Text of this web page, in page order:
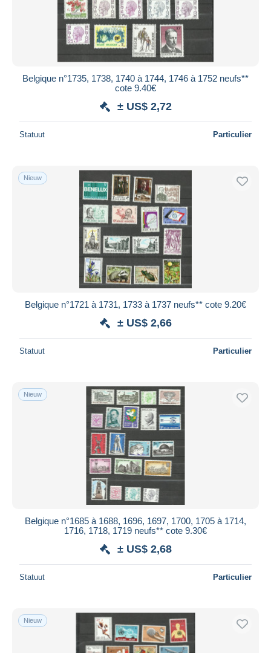
Belgique n°1735, 1738, 1740 à 1744, 1746 à 1752 neufs**
cote 9.40€
± US$ 2,72
Statuut Particulier
Nieuw
Belgique n°1721 à 1731, 1733 à 1737 neufs** cote 9.20€
± US$ 2,66
Statuut Particulier
Nieuw
Belgique n°1685 à 1688, 1696, 1697, 1700, 1705 à 1714,
1716, 1718, 1719 neufs** cote 9.30€
± US$ 2,68
Statuut Particulier
Nieuw